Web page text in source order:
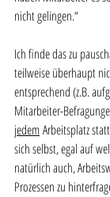
nicht gelingen.“
Ich finde das zu
teilweise überhaupt
entsprechend (z.B.
Mitarbeiter-
jedem Arbeitsplatz
sich selbst, egal auf
natürlich auch,
Prozessen zu